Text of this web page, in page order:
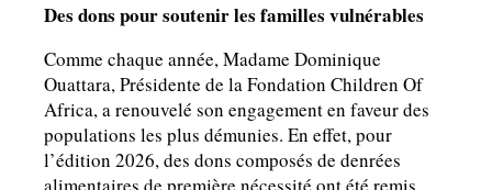
Des dons pour soutenir les familles vulnérables
Comme chaque année, Madame Dominique
Ouattara, Présidente de la Fondation Children Of
Africa, a renouvelé son engagement en faveur des
populations les plus démunies. En effet, pour
l’édition 2026, des dons composés de denrées